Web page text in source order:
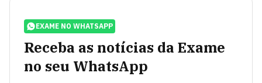
EXAME NO WHATSAPP
Receba as notícias da Exame
no seu WhatsApp